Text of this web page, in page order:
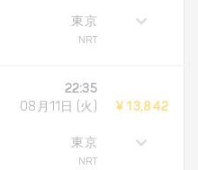
東京
NRT
22:35
08月11日 (火)
東京
NRT
¥ 13,842